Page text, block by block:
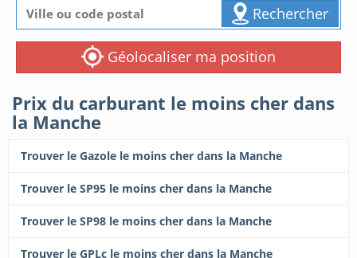
Rechercher
Géolocaliser ma position
Prix du carburant le moins cher dans
la Manche
Trouver le Gazole le moins cher dans la Manche
Trouver le SP95 le moins cher dans la Manche
Trouver le SP98 le moins cher dans la Manche
Trouver le GPLc le moins cher dans la Manche